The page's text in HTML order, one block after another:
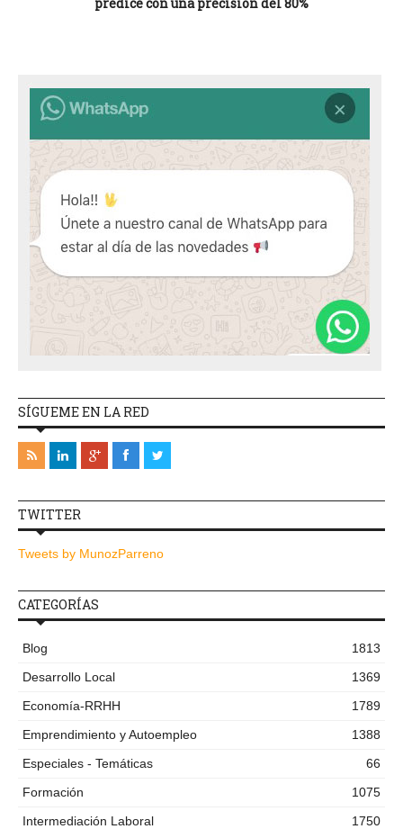
SÍGUEME EN LA RED
TWITTER
Tweets by MunozParreno
CATEGORÍAS
Blog
1813
Desarrollo Local
1369
Economía-RRHH
1789
Emprendimiento y Autoempleo
1388
Especiales - Temáticas
66
Formación
1075
Intermediación Laboral
1750